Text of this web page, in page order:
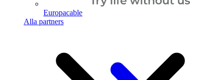
Europacable
Alla partners